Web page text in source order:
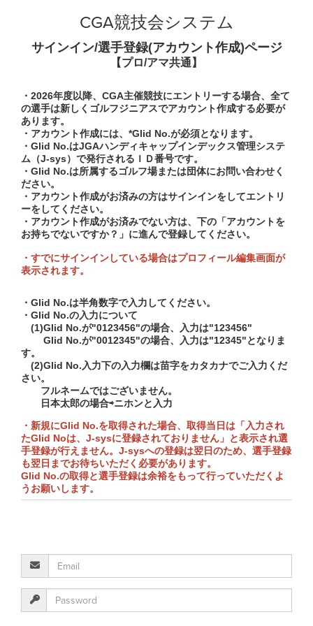
CGA競技会システム
サインイン/選手登録(アカウント作成)ページ
【プロ/アマ共通】
・2026年度以降、CGA主催競技にエントリーする場合、全て
の選手は新しくゴルフジニアスでアカウント作成する必要が
あります。
・アカウント作成には、*Glid No.が必須となります。
・Glid No.はJGAハンディキャップインデックス管理システ
ム（J-sys）で発行されるＩＤ番号です。
・Glid No.は所属するゴルフ場または団体にお問い合わせく
ださい。
・アカウント作成がお済みの方はサインインをしてエントリ
ーをしてください。
・アカウント作成がお済みでない方は、下の「アカウントを
お持ちでないですか？」に進んで登録してください。
・すでにサインインしている場合はプロフィール編集画面が
表示されます。
・Glid No.は半角数字で入力してください。
・Glid No.の入力について
(1)Glid No.が"0123456"の場合、入力は"123456"
Glid No.が"0012345"の場合、入力は"12345"となりま
す。
(2)Glid No.入力下の入力欄は苗字をカタカナでご入力くだ
さい。
フルネームではございません。
日本太郎の場合⇨ニホンと入力
・新規にGlid No.を取得された場合、取得当日は「入力され
たGlid Noは、J-sysに登録されておりません」と表示され選
手登録が行えません。J-sysへの登録は翌日のため、選手登録
も翌日までお待ちいただく必要があります。
Glid No.の取得と選手登録は余裕をもって行っていただくよ
うお願いします。